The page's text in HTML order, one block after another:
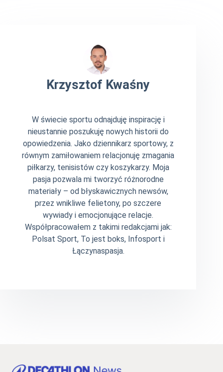
Krzysztof Kwaśny
W świecie sportu odnajduję inspirację i
nieustannie poszukuję nowych historii do
opowiedzenia. Jako dziennikarz sportowy, z
równym zamiłowaniem relacjonuję zmagania
piłkarzy, tenisistów czy koszykarzy. Moja
pasja pozwala mi tworzyć różnorodne
materiały – od błyskawicznych newsów,
przez wnikliwe felietony, po szczere
wywiady i emocjonujące relacje.
Współpracowałem z takimi redakcjami jak:
Polsat Sport, To jest boks, Infosport i
Łączynaspasja.